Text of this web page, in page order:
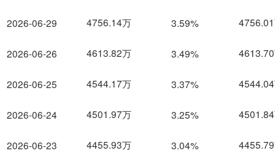
2026-06-29
2026-06-26
2026-06-25
2026-06-24
2026-06-23
4756.14万 3.59%
4613.82万 3.49%
4544.17万 3.37%
4501.97万 3.25%
4455.93万 3.04%